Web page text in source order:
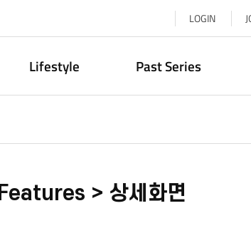
LOGIN
Lifestyle Past Series
Features > 상세화면